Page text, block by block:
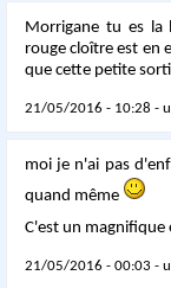
Morrigane tu es la
rouge cloître est en
que cette petite
21/05/2016 - 10:28 -
moi je n'ai pas
quand même
C'est un
21/05/2016 - 00:03 -